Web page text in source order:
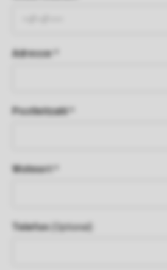
Adresse *
Postleitzahl *
Wohnort *
Telefon (Optional)